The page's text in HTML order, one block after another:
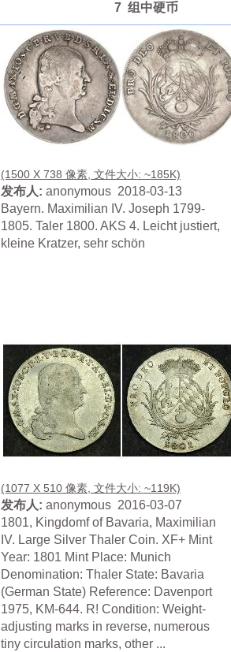
7 组中硬币
(1500 X 738 像素, 文件大小: ~185K)
发布人: anonymous 2018-03-13
Bayern. Maximilian IV. Joseph 1799-
1805. Taler 1800. AKS 4. Leicht justiert,
kleine Kratzer, sehr schön
(1077 X 510 像素, 文件大小: ~119K)
发布人: anonymous 2016-03-07
1801, Kingdomf of Bavaria, Maximilian
IV. Large Silver Thaler Coin. XF+ Mint
Year: 1801 Mint Place: Munich
Denomination: Thaler State: Bavaria
(German State) Reference: Davenport
1975, KM-644. R! Condition: Weight-
adjusting marks in reverse, numerous
tiny circulation marks, other ...